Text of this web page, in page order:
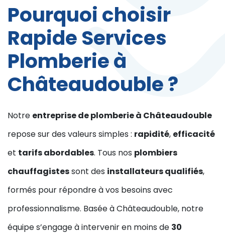
Pourquoi choisir
Rapide Services
Plomberie à
Châteaudouble ?
Notre entreprise de plomberie à Châteaudouble
repose sur des valeurs simples : rapidité, efficacité
et tarifs abordables. Tous nos plombiers
chauffagistessont des installateurs qualifiés,
formés pour répondre à vos besoins avec
professionnalisme. Basée à Châteaudouble, notre
équipe s’engage à intervenir en moins de 30